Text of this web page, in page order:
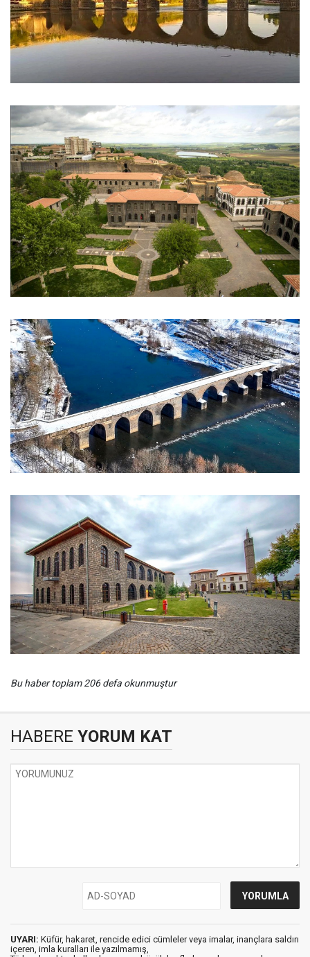
Bu haber toplam 206 defa okunmuştur
HABERE YORUM KAT
UYARI: Küfür, hakaret, rencide edici cümleler veya imalar, inançlara saldırı
içeren, imla kuralları ile yazılmamış,